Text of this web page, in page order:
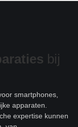
bij
smartphones,
apparaten.
expertise kunnen